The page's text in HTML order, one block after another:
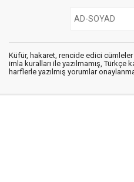
Küfür, hakaret, rencide edici cümleler
imla kuralları ile yazılmamış, Türkçe
harflerle yazılmış yorumlar